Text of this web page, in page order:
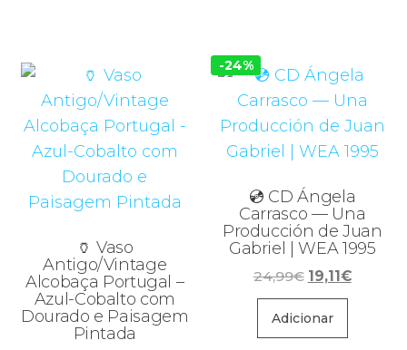
🏺 Vaso
Antigo/Vintage
Alcobaça Portugal –
Azul-Cobalto com
Dourado e Paisagem
Pintada
-24%
💿 CD Ángela
Carrasco — Una
Producción de Juan
Gabriel | WEA 1995
24,99€ O
preço
original
era:
19,11€O
Adicionar